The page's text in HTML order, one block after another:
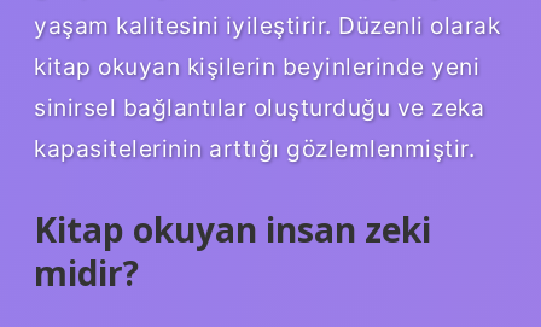
yaşam kalitesini iyileştirir. Düzenli olarak
kitap okuyan kişilerin beyinlerinde yeni
sinirsel bağlantılar oluşturduğu ve zeka
kapasitelerinin arttığı gözlemlenmiştir.
Kitap okuyan insan zeki
midir?